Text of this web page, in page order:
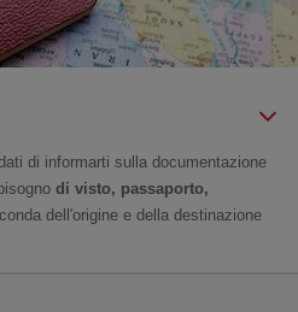
di informarti sulla documentazione
di visto, passaporto,
dell'origine e della destinazione